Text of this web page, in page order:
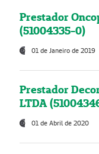
Prestador
(51004335-0)
01 de Janeiro de 2019
Prestador
LTDA
01 de Abril de 2020